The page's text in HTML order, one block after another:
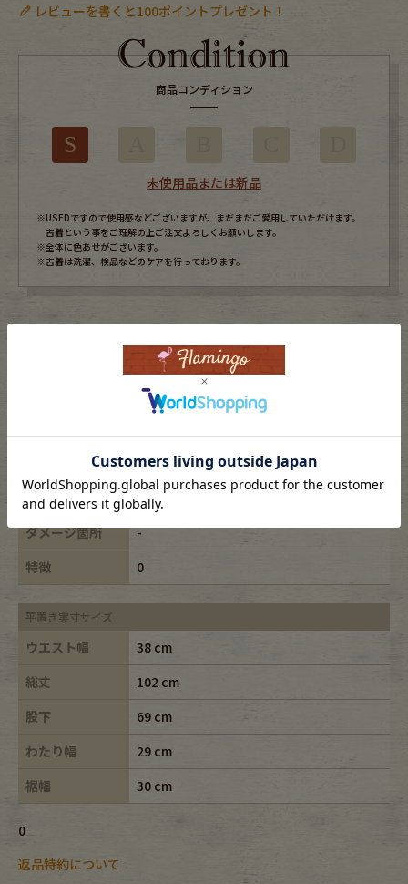
Belt antique goods
vintage bicycle
レビューを書くと100ポイントプレゼント！
商品コンディション
S
未使用品または新品
※USEDですので使用感などございますが、まだまだご愛用していただけます。
古着という事をご理解の上ご注文よろしくお願いします。
※全体に色あせがございます。
※古着は洗濯、検品などのケアを行っております。
FAFATT/ファファット
-
カラー
カーキ/khaki
ダメージ箇所
-
特徴
0
平置き実寸サイズ
ウエスト幅
38 cm
総丈
102 cm
股下
69 cm
わたり幅
29 cm
裾幅
30 cm
0
返品特約について